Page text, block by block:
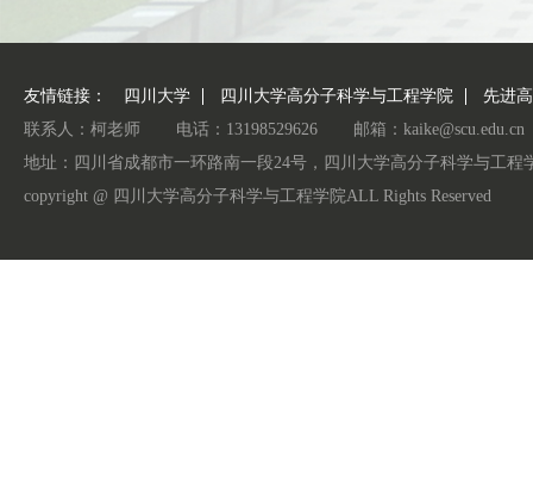
友情链接： 四川大学 四川大学高分子科学与工程学院
先进
联系人：柯老师
电话：13198529626
邮箱：kaike@scu.edu.cn
地址：四川省成都市一环路南一段24号，四川大学高分子科学与工程
copyright @ 四川大学高分子科学与工程学院ALL Rights Reserved